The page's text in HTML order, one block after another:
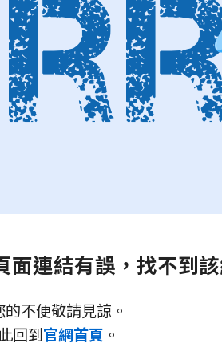
面連結有誤，找不到
的不便敬請見諒。
回到 官網首頁 。